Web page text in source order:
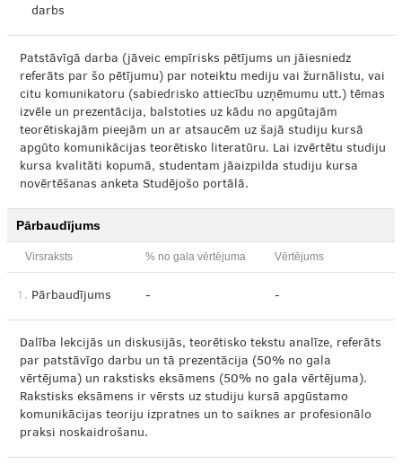
darbs
Patstāvīgā darba (jāveic empīrisks pētījums un jāiesniedz
referāts par šo pētījumu) par noteiktu mediju vai žurnālistu, vai
citu komunikatoru (sabiedrisko attiecību uzņēmumu utt.) tēmas
izvēle un prezentācija, balstoties uz kādu no apgūtajām
teorētiskajām pieejām un ar atsaucēm uz šajā studiju kursā
apgūto komunikācijas teorētisko literatūru. Lai izvērtētu studiju
kursa kvalitāti kopumā, studentam jāaizpilda studiju kursa
novērtēšanas anketa Studējošo portālā.
Pārbaudījums
Virsraksts % no gala vērtējuma Vērtējums
1. Pārbaudījums - -
Dalība lekcijās un diskusijās, teorētisko tekstu analīze, referāts
par patstāvīgo darbu un tā prezentācija (50% no gala
vērtējuma) un rakstisks eksāmens (50% no gala vērtējuma).
Rakstisks eksāmens ir vērsts uz studiju kursā apgūstamo
komunikācijas teoriju izpratnes un to saiknes ar profesionālo
praksi noskaidrošanu.